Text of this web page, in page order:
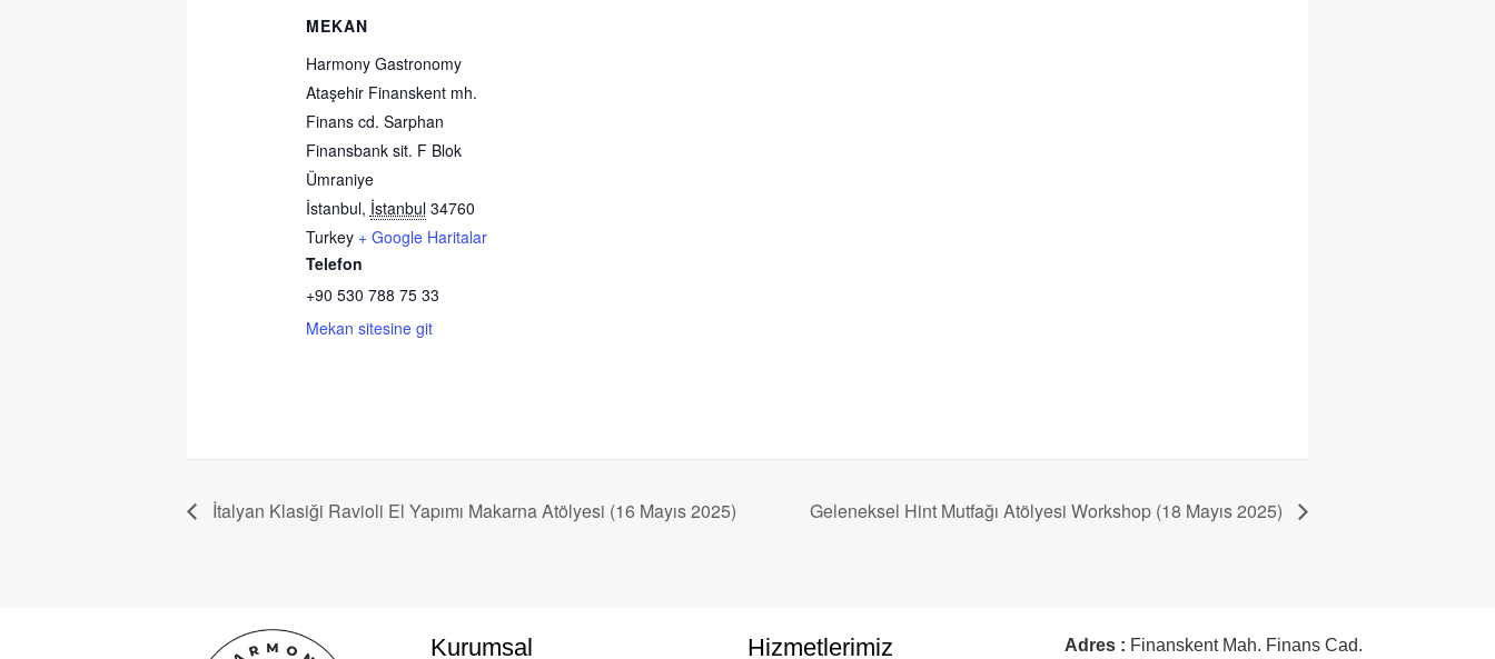
MEKAN
Harmony Gastronomy
Ataşehir Finanskent mh.
Finans cd. Sarphan
Finansbank sit. F Blok
Ümraniye
İstanbul, İstanbul 34760
Turkey + Google Haritalar
Telefon
+90 530 788 75 33
Mekan sitesine git
İtalyan Klasiği Ravioli El Yapımı Makarna Atölyesi (16 Mayıs 2025) Geleneksel Hint Mutfağı Atölyesi Workshop (18 Mayıs 2025)
Kurumsal Hizmetlerimiz Adres : Finanskent Mah. Finans Cad.